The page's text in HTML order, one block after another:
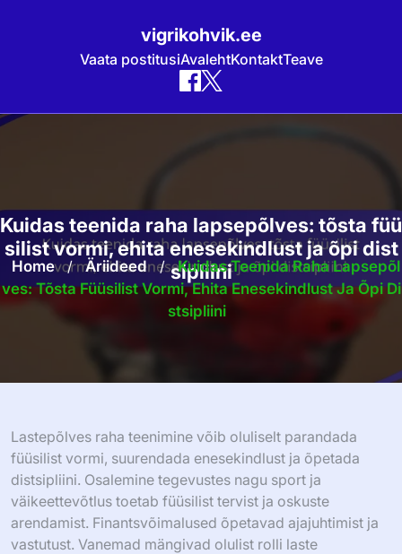
vigrikohvik.ee
Vaata postitusiAvalehtKontaktTeave
Skip
Kuidas teenida raha lapsepõlves: tõsta füü
silist vormi, ehita enesekindlust ja õpi dist
sipliini
Home / Äriideed / Kuidas Teenida Raha Lapsepõl
Ves: Tõsta Füüsilist Vormi, Ehita Enesekindlust Ja Õpi Di
Stsipliini
Lastepõlves raha teenimine võib oluliselt parandada
füüsilist vormi, suurendada enesekindlust ja õpetada
distsipliini. Osalemine tegevustes nagu sport ja
väikeettevõtlus toetab füüsilist tervist ja oskuste
arendamist. Finantsvõimalused õpetavad ajajuhtimist ja
vastutust. Vanemad mängivad olulist rolli laste